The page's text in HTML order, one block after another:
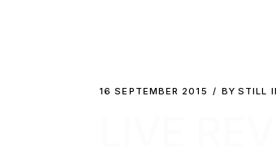
16 SEPTEMBER 2015 BY STILL